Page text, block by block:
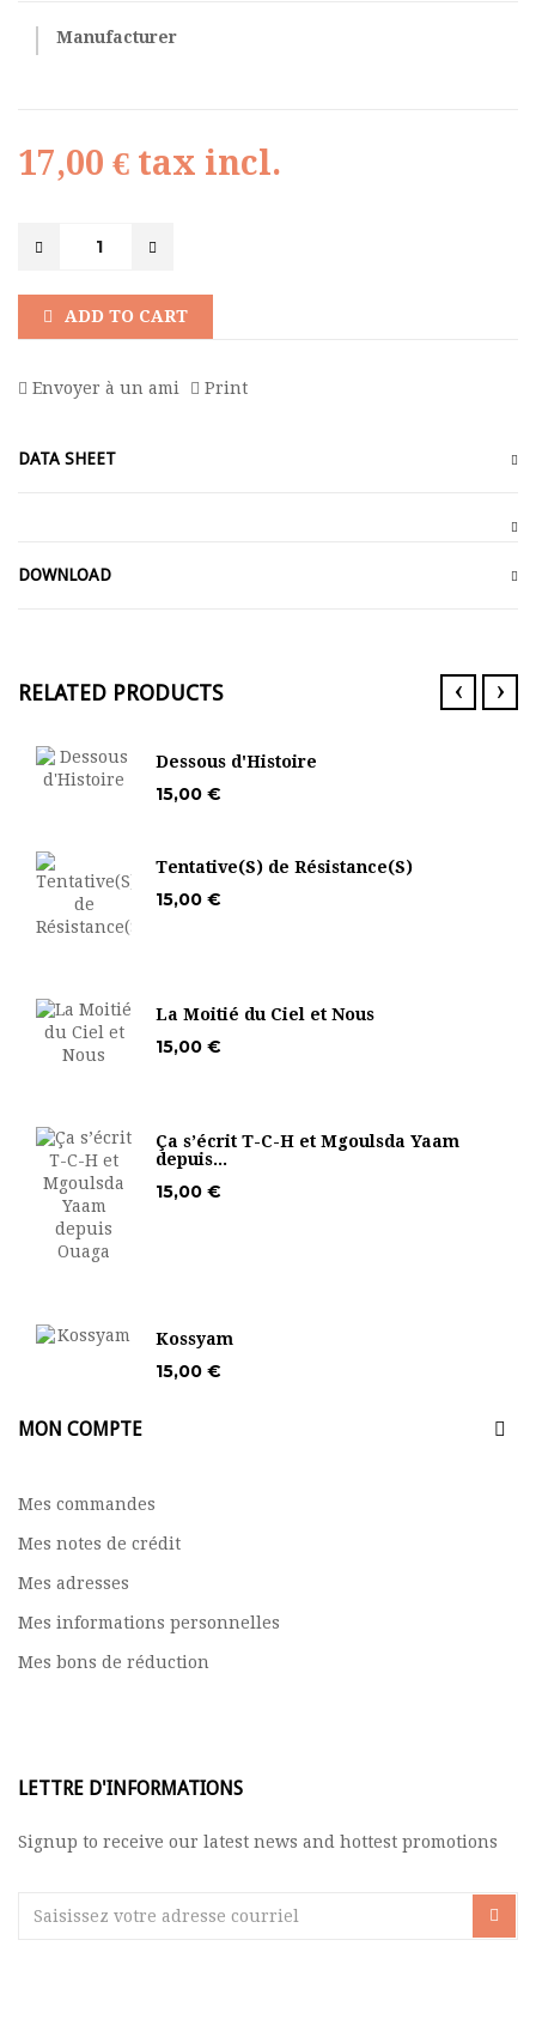
Manufacturer
17,00 € tax incl.
ADD TO CART
Envoyer à un ami Print
DATA SHEET
DOWNLOAD
RELATED PRODUCTS ‹ ›
Dessous d'Histoire
15,00 €
Tentative(S) de Résistance(S)
15,00 €
La Moitié du Ciel et Nous
15,00 €
Ça s’écrit T-C-H et Mgoulsda Yaam
depuis...
15,00 €
Kossyam
15,00 €
MON COMPTE
Mes commandes
Mes notes de crédit
Mes adresses
Mes informations personnelles
Mes bons de réduction
LETTRE D'INFORMATIONS
Signup to receive our latest news and hottest promotions